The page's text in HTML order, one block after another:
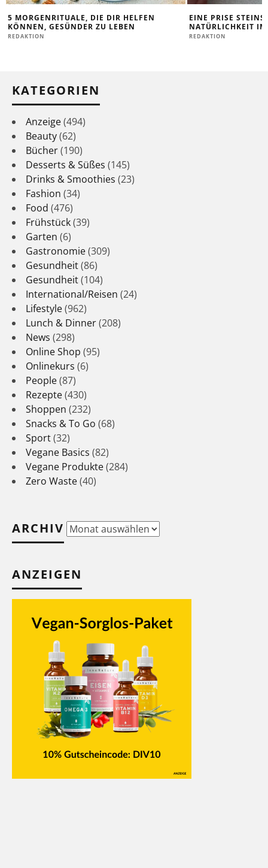
5 MORGENRITUALE, DIE DIR HELFEN
KÖNNEN, GESÜNDER ZU LEBEN
REDAKTION
EINE PRISE
NATÜRLICHKEIT
REDAKTION
KATEGORIEN
Anzeige(494)
Beauty(62)
Bücher(190)
Desserts & Süßes (145)
Drinks & Smoothies (23)
Fashion (34)
Food (476)
Frühstück(39)
Garten (6)
Gastronomie(309)
Gesundheit(86)
Gesundheit(104)
International/Reisen (24)
Lifestyle(962)
Lunch & Dinner(208)
News (298)
Online Shop (95)
Onlinekurs (6)
People(87)
Rezepte(430)
Shoppen (232)
Snacks & To Go (68)
Sport(32)
Vegane Basics (82)
Vegane Produkte(284)
Zero Waste(40)
ARCHIV Archiv
ANZEIGEN